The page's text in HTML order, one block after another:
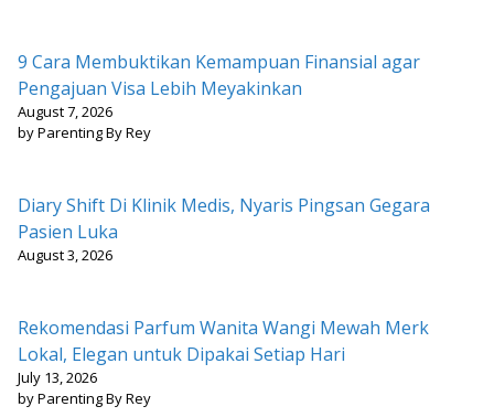
9 Cara Membuktikan Kemampuan Finansial agar
Pengajuan Visa Lebih Meyakinkan
August 7, 2026
by Parenting By Rey
Diary Shift Di Klinik Medis, Nyaris Pingsan Gegara
Pasien Luka
August 3, 2026
Rekomendasi Parfum Wanita Wangi Mewah Merk
Lokal, Elegan untuk Dipakai Setiap Hari
July 13, 2026
by Parenting By Rey